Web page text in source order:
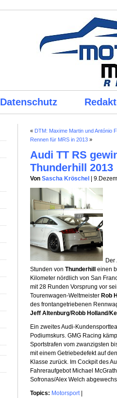
Datenschutz
« DTM: Maxime Martin und António
Rennen für MRS in 2013 »
Audi TT RS
Thunderhill 2013
Von Sascha Kröschel |
Der
Stunden von Thunderhill
einen
Kilometer nördlich von San
mit 28 Runden Vorsprung vor
Tourenwagen-Weltmeister Rob
des frontangetriebenen
Jeff Altenburg/Robb Holland/
Ein zweites Audi-
Podiumskurs. GMG Racing
Sportstrafen vom zwanzigsten
mit einem Getriebedefekt auf
Klasse zurück. Im Cockpit des
Fahreraufgebot Michael
Sofronas/Alex Welch
Topics: Motorsport|